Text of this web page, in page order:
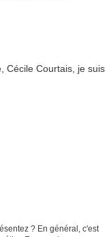
? En général, c'est